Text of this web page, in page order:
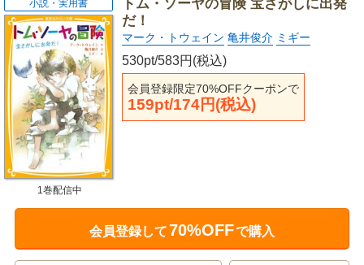
トム・ソーヤの冒険 宝さがしに出発
だ！
マーク・トウェイン 亀井俊介 ミギー
530pt/583円(税込)
会員登録限定70%OFFクーポンで
159pt/174円(税込)
小説・実用書
1巻配信中
会員登録して70%OFFで購入